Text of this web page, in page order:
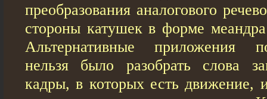
преобразования аналогового
стороны катушек в форме
Альтернативные приложения
нельзя было разобрать слова
кадры, в которых есть движение,